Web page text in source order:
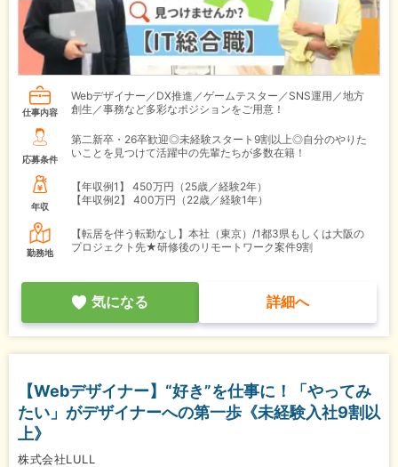
仕事内容
Webデザイナー／DX推進／ゲームテスター／SNS運用／地方
創生／事務など多彩なポジションをご用意！
応募条件
第二新卒・26卒歓迎◎未経験スタート9割以上◎自分のやりた
いことを見つけて活躍中の先輩たちが多数在籍！
年収
【年収例1】
450万円（25歳／経験2年）
【年収例2】
400万円（22歳／経験1年）
勤務地
【転居を伴う転勤なし】本社（東京）/1都3県もしくは大阪の
プロジェクト先★研修後のリモートワーク案件9割
気になる 詳細へ
【Webデザイナー】“好き”を仕事に！「やってみ
たい」がデザイナーへの第一歩《未経験入社9割以
上》
株式会社LULL